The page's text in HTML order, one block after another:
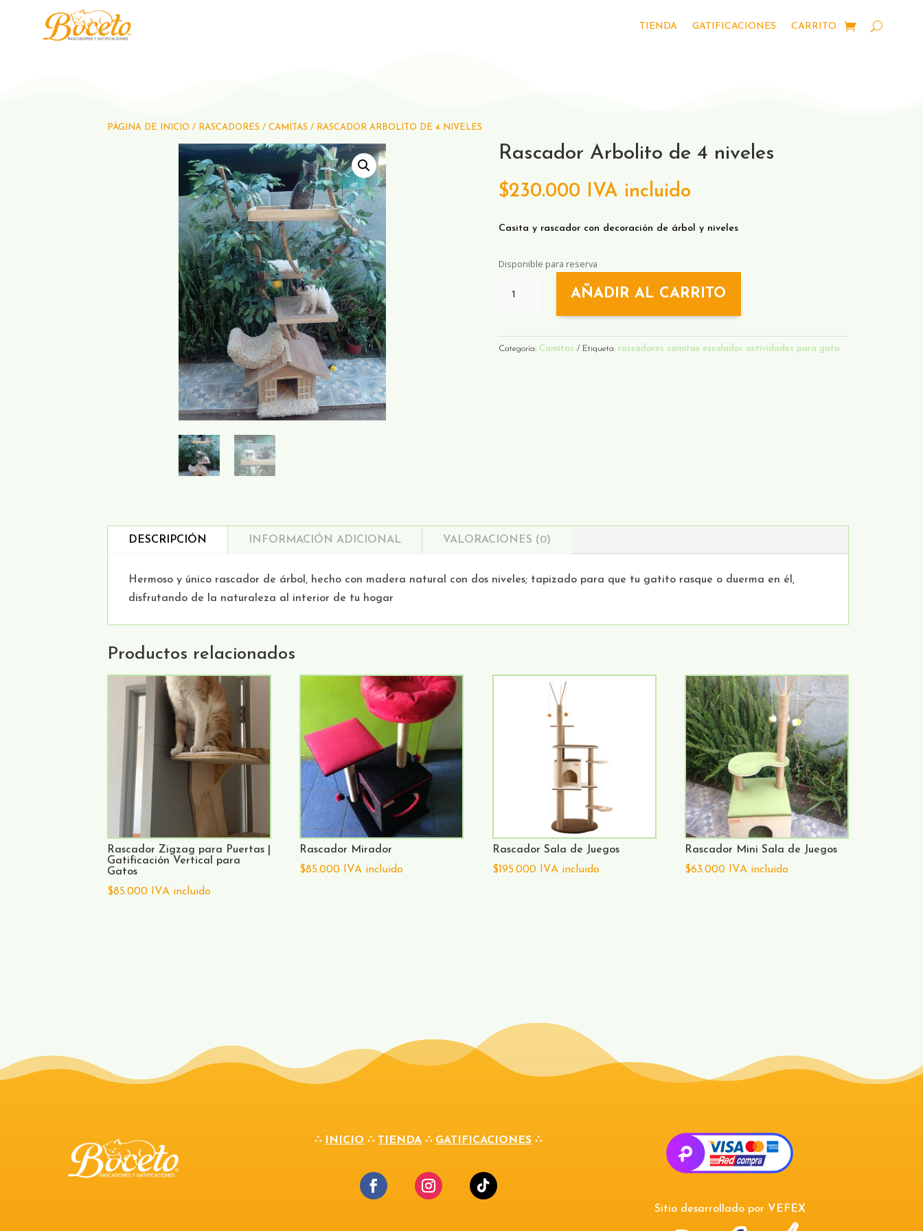
TIENDA GATIFICACIONES CARRITO
PÁGINA DE INICIO / RASCADORES / CAMITAS / RASCADOR ARBOLITO DE 4 NIVELES
Rascador Arbolito de 4 niveles
$230.000 IVA incluido
Casita y rascador con decoración de árbol y niveles
Disponible para reserva
ARBOLITO
NIVELES
AÑADIR AL CARRITO
Categoría: Camitas Etiqueta: rascadores camitas escalador actividades para gato
DESCRIPCIÓN INFORMACIÓN ADICIONAL VALORACIONES (0)
Hermoso y único rascador de árbol, hecho con madera natural con dos niveles; tapizado para que tu gatito rasque o duerma en él,
disfrutando de la naturaleza al interior de tu hogar
Productos relacionados
Rascador Zigzag para Puertas |
Gatificación Vertical para
Gatos
$85.000 IVA incluido
Rascador Mirador
$85.000 IVA incluido
Rascador Sala de Juegos
$195.000 IVA incluido
Rascador Mini Sala de Juegos
$63.000 IVA incluido
∴ INICIO ∴ TIENDA ∴ GATIFICACIONES ∴
Sitio desarrollado por VEFEX